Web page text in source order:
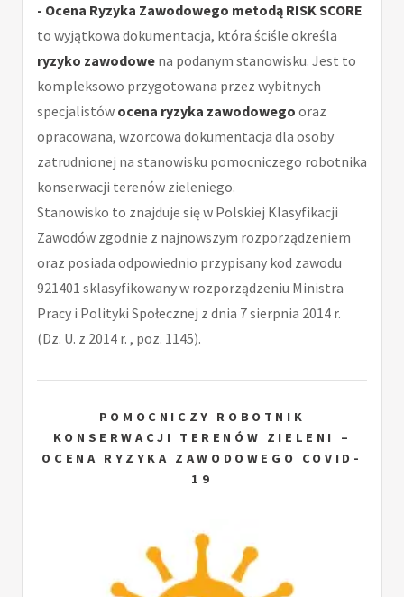
- Ocena Ryzyka Zawodowego metodą RISK SCORE
to wyjątkowa dokumentacja, która ściśle określa
ryzyko zawodowe na podanym stanowisku. Jest to
kompleksowo przygotowana przez wybitnych
specjalistów ocena ryzyka zawodowego oraz
opracowana, wzorcowa dokumentacja dla osoby
zatrudnionej na stanowisku pomocniczego robotnika
konserwacji terenów zieleniego.
Stanowisko to znajduje się w Polskiej Klasyfikacji
Zawodów zgodnie z najnowszym rozporządzeniem
oraz posiada odpowiednio przypisany kod zawodu
921401 sklasyfikowany w rozporządzeniu Ministra
Pracy i Polityki Społecznej z dnia 7 sierpnia 2014 r.
(Dz. U. z 2014 r. , poz. 1145).
POMOCNICZY ROBOTNIK
KONSERWACJI TERENÓW ZIELENI –
OCENA RYZYKA ZAWODOWEGO COVID-
19